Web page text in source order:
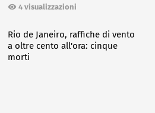
4 visualizzazioni
Rio de Janeiro, raffiche di vento
a oltre cento all'ora: cinque
morti